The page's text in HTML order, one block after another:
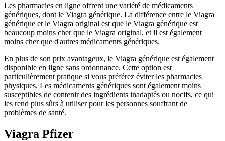
Les pharmacies en ligne offrent une variété de médicaments
génériques, dont le Viagra générique. La différence entre le Viagra
générique et le Viagra original est que le Viagra générique est
beaucoup moins cher que le Viagra original, et il est également
moins cher que d'autres médicaments génériques.
En plus de son prix avantageux, le Viagra générique est également
disponible en ligne sans ordonnance. Cette option est
particulièrement pratique si vous préférez éviter les pharmacies
physiques. Les médicaments génériques sont également moins
susceptibles de contenir des ingrédients inadaptés ou nocifs, ce qui
les rend plus sûrs à utiliser pour les personnes souffrant de
problèmes de santé.
Viagra Pfizer